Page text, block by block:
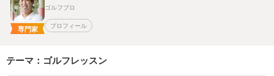
専門家
ゴルフプロ
プロフィール
テーマ：ゴルフレッスン